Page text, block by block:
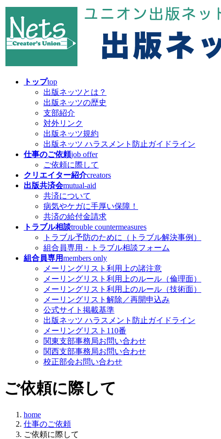
コ
ン
ン
ツ
ナ
ビ
ー
シ
トップtop
出版ネッツとは？
出版ネッツの歴史
支部紹介
対外リンク
出版ネッツ規約
出版ネッツ ハラスメント防止ガイドライン
仕事のご依頼job offer
ご依頼に際して
クリエイター紹介creators
出版共済会mutual-aid
共済について
病気やケガに手厚い保障！
共済の給付金請求
トラブル相談trouble countermeasures
トラブル予防のために（トラブル解決事例）
組合員専用・トラブル相談フォーム
組合員専用members only
メーリングリスト利用上の諸注意
メーリングリスト利用上のルール（倫理面）
メーリングリスト利用上のルール（技術面）
メーリングリスト解除／再開申込み
公式サイト掲載基準
出版ネッツ ハラスメント防止ガイドライン
メーリングリスト110番
関東支部事務局お問い合わせ
関西支部事務局お問い合わせ
校正部会お問い合わせ
ご依頼に際して
home
仕事のご依頼
ご依頼に際して